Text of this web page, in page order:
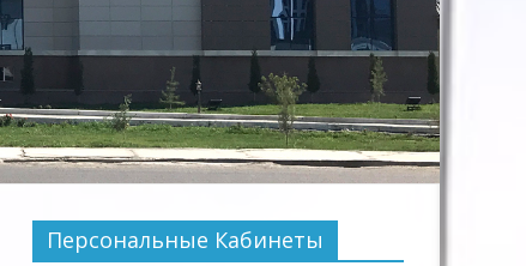
Персональные Кабинеты